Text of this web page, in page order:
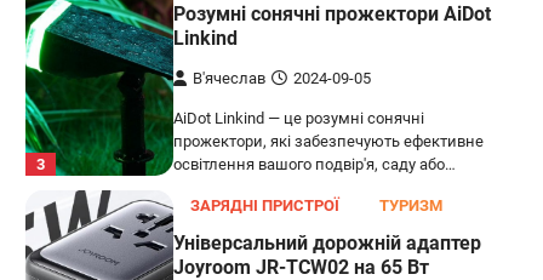
3
Розумні сонячні прожектори AiDot
Linkind
В'ячеслав 2024-09-05
AiDot Linkind — це розумні сонячні
прожектори, які забезпечують ефективне
освітлення вашого подвір'я, саду або…
ЗАРЯДНІ ПРИСТРОЇ ТУРИЗМ
Універсальний дорожній адаптер
Joyroom JR-TCW02 на 65 Вт